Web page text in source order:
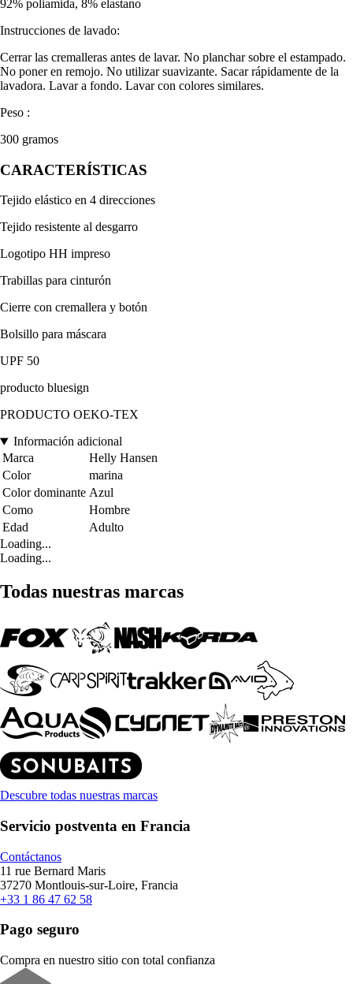
92% poliamida, 8% elastano
Instrucciones de lavado:
Cerrar las cremalleras antes de lavar. No planchar sobre el estampado.
No poner en remojo. No utilizar suavizante. Sacar rápidamente de la
lavadora. Lavar a fondo. Lavar con colores similares.
Peso :
300 gramos
CARACTERÍSTICAS
Tejido elástico en 4 direcciones
Tejido resistente al desgarro
Logotipo HH impreso
Trabillas para cinturón
Cierre con cremallera y botón
Bolsillo para máscara
UPF 50
producto bluesign
PRODUCTO OEKO-TEX
Información adicional
Marca
Helly Hansen
Color
marina
Color dominante Azul
Como
Hombre
Edad
Adulto
Loading...
Loading...
Todas nuestras marcas
Descubre todas nuestras marcas
Servicio postventa en Francia
Contáctanos
11 rue Bernard Maris
37270 Montlouis-sur-Loire, Francia
+33 1 86 47 62 58
Pago seguro
Compra en nuestro sitio con total confianza